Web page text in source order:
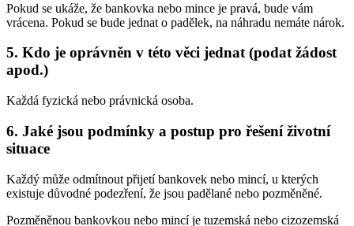
Pokud se ukáže, že bankovka nebo mince je pravá, bude vám
vrácena. Pokud se bude jednat o padělek, na náhradu nemáte nárok.
5. Kdo je oprávněn v této věci jednat (podat žádost
apod.)
Každá fyzická nebo právnická osoba.
6. Jaké jsou podmínky a postup pro řešení životní
situace
Každý může odmítnout přijetí bankovek nebo mincí, u kterých
existuje důvodné podezření, že jsou padělané nebo pozměněné.
Pozměněnou bankovkou nebo mincí je tuzemská nebo cizozemská